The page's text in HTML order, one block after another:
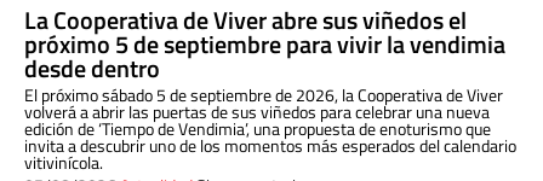
La Cooperativa de Viver abre sus viñedos el
próximo 5 de septiembre para vivir la vendimia
desde dentro
El próximo sábado 5 de septiembre de 2026, la Cooperativa de Viver
volverá a abrir las puertas de sus viñedos para celebrar una nueva
edición de ‘Tiempo de Vendimia’, una propuesta de enoturismo que
invita a descubrir uno de los momentos más esperados del calendario
vitivinícola.